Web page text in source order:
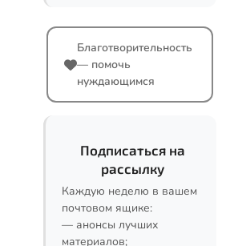
Благотворительность
— помочь
нуждающимся
Подписаться на
рассылку
Каждую неделю в вашем
почтовом ящике:
— анонсы лучших
материалов;